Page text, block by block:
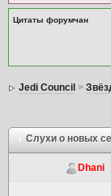
Цитаты форумчан
Jedi Council >
Слухи о новых
Dhani